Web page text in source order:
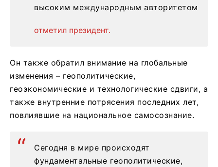
высоким международным авторитетом
отметил президент.
Он также обратил внимание на глобальные
изменения – геополитические,
геоэкономические и технологические сдвиги, а
также внутренние потрясения последних лет,
повлиявшие на национальное самосознание.
Сегодня в мире происходят
фундаментальные геополитические,